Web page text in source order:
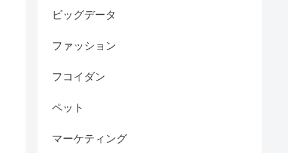
ビッグデータ
ファッション
フコイダン
ペット
マーケティング